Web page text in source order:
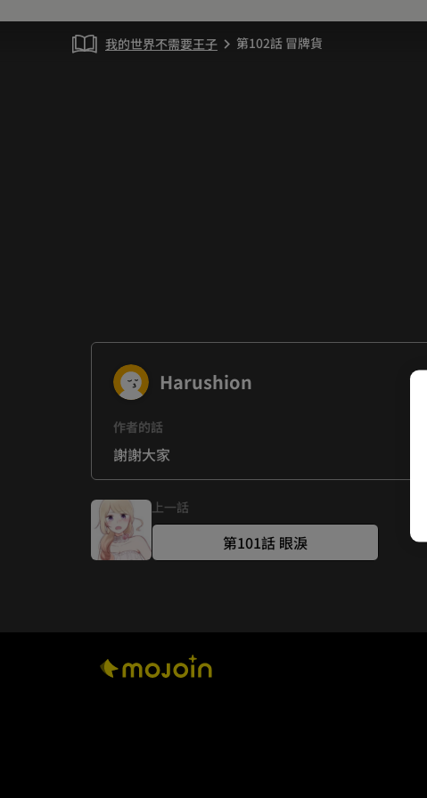
我的世界不需要王子 chevron_right 第102話 冒牌貨
Harushion
作者的話
謝謝大家
上一話
第101話 眼淚